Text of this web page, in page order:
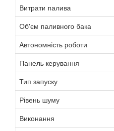
Витрати палива
Об'єм паливного бака
Автономність роботи
Панель керування
Тип запуску
Рівень шуму
Виконання